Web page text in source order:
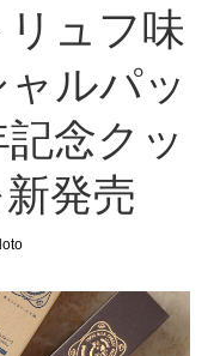
ュフ味
ルパッ
念クッ
発売